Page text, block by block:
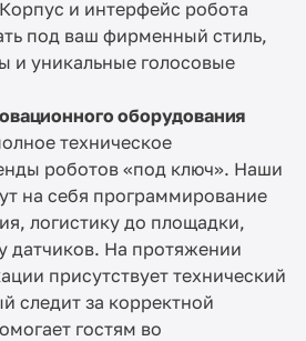
Корпус и интерфейс робота
под ваш фирменный стиль,
и уникальные голосовые
оборудования
техническое
роботов «под ключ». Наши
на себя программирование
логистику до площадки,
датчиков. На протяжении
присутствует технический
следит за корректной
гостям во